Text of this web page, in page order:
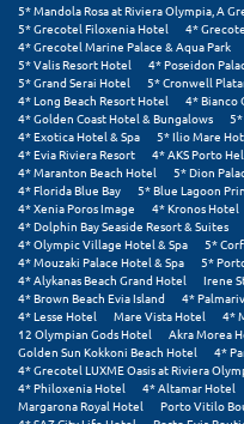
Κως
Λ
Λαγκάδια
Λακόπετρα Αχαΐας
Λακωνία
Λασίθι
Λεπτοκαρυά
Λέσβος
Λευκάδα
5* Mandola Rosa at Riviera Olympia, A
5* Grecotel Filoxenia Hotel
4*
4* Grecotel Marine Palace & Aqua Park
5* Valis Resort Hotel
4* Poseidon
5* Grand Serai Hotel
5* Cronwell
4* Long Beach Resort Hotel
4* Bianco
4* Golden Coast Hotel & Bungalows
5*
4* Exotica Hotel & Spa
5* Ilio Mare
4* Evia Riviera Resort
4* AKS Porto
4* Maranton Beach Hotel
5* Dion
4* Florida Blue Bay
5* Blue Lagoon
4* Xenia Poros Image
4* Kronos Hotel
4* Dolphin Bay Seaside Resort & Suites
4* Olympic Village Hotel & Spa
5*
4* Mouzaki Palace Hotel & Spa
5*
4* Alykanas Beach Grand Hotel
Irene
4* Brown Beach Evia Island
4*
4* Lesse Hotel
Mare Vista Hotel
4*
12 Olympian Gods Hotel
Akra Morea
Golden Sun Kokkoni Beach Hotel
4*
4* Grecotel LUXME Oasis at Riviera
4* Philoxenia Hotel
4* Altamar Hotel
Margarona Royal Hotel
Porto Vitilo